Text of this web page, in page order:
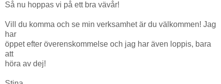
Så nu hoppas vi på ett bra vävår!
Vill du komma och se min verksamhet är du välkommen! Jag
har
öppet efter överenskommelse och jag har även loppis, bara
att
höra av dej!